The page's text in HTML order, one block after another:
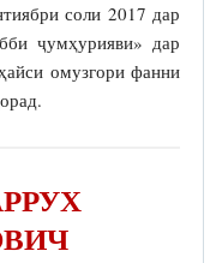
соли 2017 дар
ҷумҳурияви» дар
омузгори фанни